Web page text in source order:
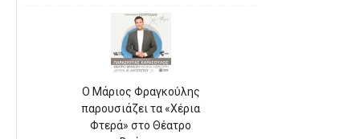
Ο Μάριος Φραγκούλης
παρουσιάζει τα «Χέρια
Φτερά» στο Θέατρο